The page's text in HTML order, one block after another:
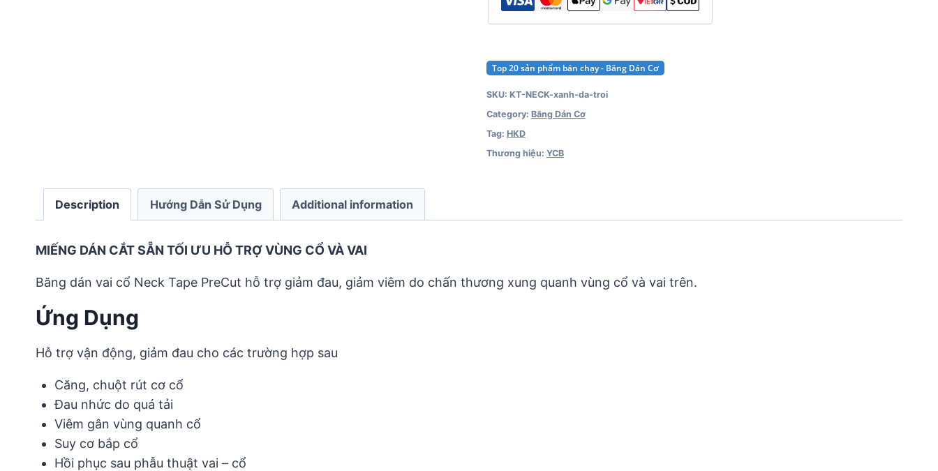
Top 20 sản phẩm bán chạy - Băng Dán Cơ
SKU: KT-NECK-xanh-da-troi
Category: Băng Dán Cơ
Tag: HKD
Thương hiệu: YCB
Description Hướng Dẫn Sử Dụng Additional information
MIẾNG DÁN CẮT SẴN TỐI ƯU HỖ TRỢ VÙNG CỔ VÀ VAI
Băng dán vai cổ Neck Tape PreCut hỗ trợ giảm đau, giảm viêm do chấn thương xung quanh vùng cổ và vai trên.
Ứng Dụng
Hỗ trợ vận động, giảm đau cho các trường hợp sau
Căng, chuột rút cơ cổ
Đau nhức do quá tải
Viêm gân vùng quanh cổ
Suy cơ bắp cổ
Hồi phục sau phẫu thuật vai – cổ